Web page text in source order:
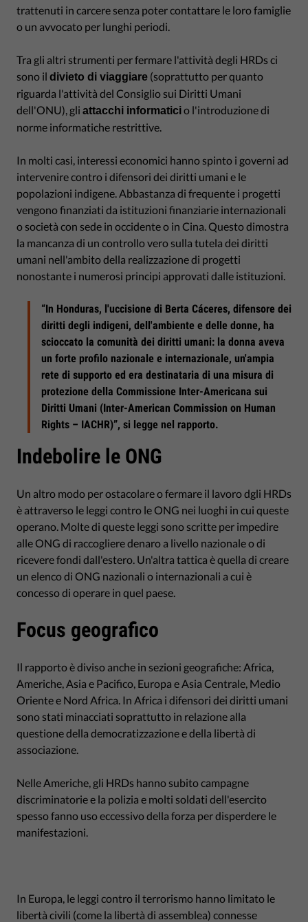
trattenuti in carcere senza poter contattare le loro famiglie
o un avvocato per lunghi periodi.
Tra gli altri strumenti per fermare l'attività degli HRDs ci
sono il divieto di viaggiare (soprattutto per quanto
riguarda l'attività del Consiglio sui Diritti Umani
dell'ONU), gli attacchi informaticio l'introduzione di
norme informatiche restrittive.
In molti casi, interessi economici hanno spinto i governi ad
intervenire contro i difensori dei diritti umani e le
popolazioni indigene. Abbastanza di frequente i progetti
vengono finanziati da istituzioni finanziarie internazionali
o società con sede in occidente o in Cina. Questo dimostra
la mancanza di un controllo vero sulla tutela dei diritti
umani nell'ambito della realizzazione di progetti
nonostante i numerosi principi approvati dalle istituzioni.
“In Honduras, l'uccisione di Berta Cáceres, difensore dei
diritti degli indigeni, dell'ambiente e delle donne, ha
scioccato la comunità dei diritti umani: la donna aveva
un forte profilo nazionale e internazionale, un'ampia
rete di supporto ed era destinataria di una misura di
protezione della Commissione Inter-Americana sui
Diritti Umani (Inter-American Commission on Human
Rights – IACHR)”, si legge nel rapporto.
Indebolire le ONG
Un altro modo per ostacolare o fermare il lavoro dgli HRDs
è attraverso le leggi contro le ONG nei luoghi in cui queste
operano. Molte di queste leggi sono scritte per impedire
alle ONG di raccogliere denaro a livello nazionale o di
ricevere fondi dall'estero. Un'altra tattica è quella di creare
un elenco di ONG nazionali o internazionali a cui è
concesso di operare in quel paese.
Focus geografico
Il rapporto è diviso anche in sezioni geografiche: Africa,
Americhe, Asia e Pacifico, Europa e Asia Centrale, Medio
Oriente e Nord Africa. In Africa i difensori dei diritti umani
sono stati minacciati soprattutto in relazione alla
questione della democratizzazione e della libertà di
associazione.
Nelle Americhe, gli HRDs hanno subito campagne
discriminatorie e la polizia e molti soldati dell'esercito
spesso fanno uso eccessivo della forza per disperdere le
manifestazioni.
In Europa, le leggi contro il terrorismo hanno limitato le
libertà civili (come la libertà di assemblea) connesse